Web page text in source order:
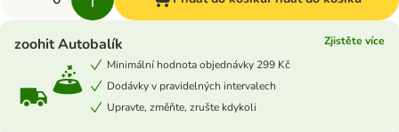
zoohit Autobalík
Zjistěte více
Minimální hodnota objednávky 299 Kč
Dodávky v pravidelných intervalech
Upravte, změňte, zrušte kdykoli